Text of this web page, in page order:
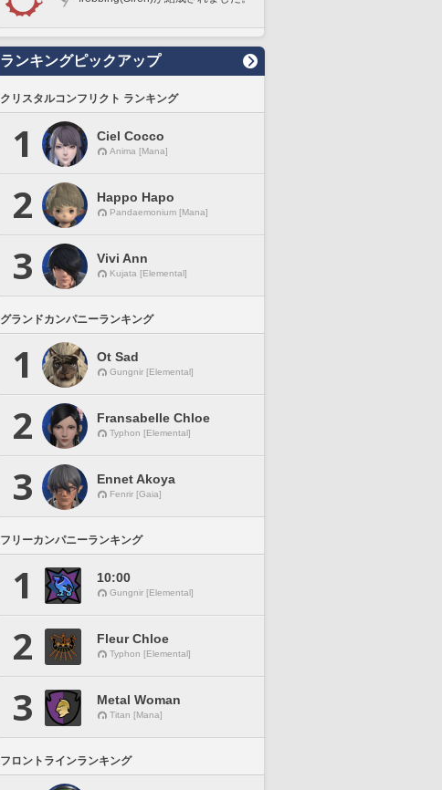
ランキングピックアップ
クリスタルコンフリクト ランキング
1 Ciel Cocco
Anima [Mana]
2 Happo Hapo
Pandaemonium [Mana]
3 Vivi Ann
Kujata [Elemental]
グランドカンパニーランキング
1 Ot Sad
Gungnir [Elemental]
2 Fransabelle Chloe
Typhon [Elemental]
3 Ennet Akoya
Fenrir [Gaia]
フリーカンパニーランキング
1 10:00
Gungnir [Elemental]
2 Fleur Chloe
Typhon [Elemental]
3 Metal Woman
Titan [Mana]
フロントラインランキング